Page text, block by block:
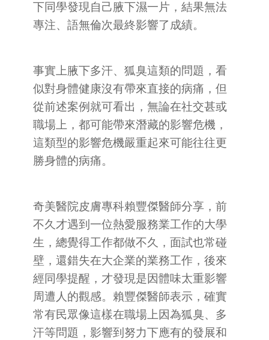
下同學發現自己腋下濕一片，結果無法
專注、語無倫次最終影響了成績。
事實上腋下多汗、狐臭這類的問題，看
似對身體健康沒有帶來直接的病痛，但
從前述案例就可看出，無論在社交甚或
職場上，都可能帶來潛藏的影響危機，
這類型的影響危機嚴重起來可能往往更
勝身體的病痛。
奇美醫院皮膚專科賴豐傑醫師分享，前
不久才遇到一位熱愛服務業工作的大學
生，總覺得工作都做不久，面試也常碰
壁，還錯失在大企業的業務工作，後來
經同學提醒，才發現是因體味太重影響
周遭人的觀感。賴豐傑醫師表示，確實
常有民眾像這樣在職場上因為狐臭、多
汗等問題，影響到努力下應有的發展和